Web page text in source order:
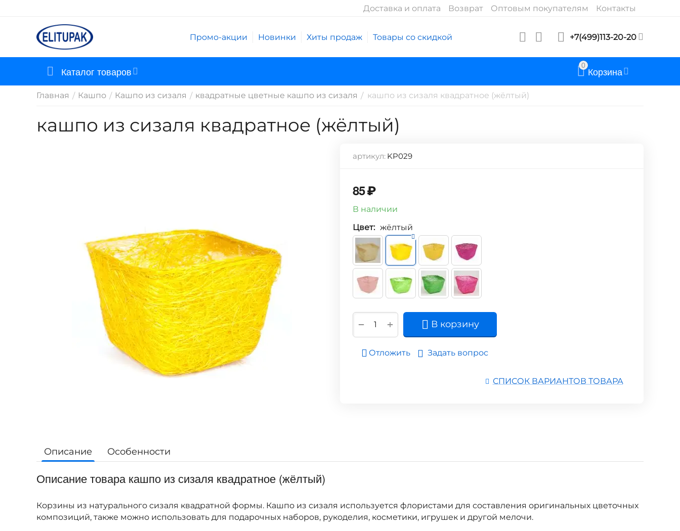
Доставка и оплата Возврат Оптовым покупателям Контакты
Промо-акции Новинки Хиты продаж Товары со скидкой +7(499)113-20-20
Каталог товаров 0 Корзина
Главная / Кашпо / Кашпо из сизаля / квадратные цветные кашпо из сизаля / кашпо из сизаля квадратное (жёлтый)
кашпо из сизаля квадратное (жёлтый)
артикул: KP029
85₽
В наличии
Цвет: жёлтый
+
− В корзину
Отложить Задать вопрос
СПИСОК ВАРИАНТОВ ТОВАРА
Описание Особенности
Описание товара кашпо из сизаля квадратное (жёлтый)
Корзины из натурального сизаля квадратной формы. Кашпо из сизаля используется флористами для составления оригинальных цветочных
композиций, также можно использовать для подарочных наборов, рукоделия, косметики, игрушек и другой мелочи.